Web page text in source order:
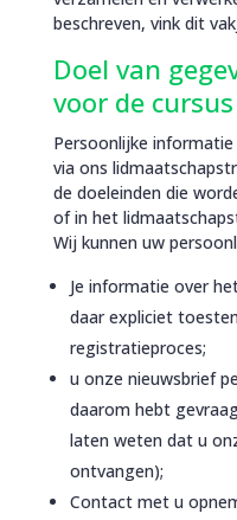
beschreven, vink dit
Doel van
voor de cursus
Persoonlijke
via ons
de doeleinden die
of in het
Wij kunnen uw
Je informatie over
daar expliciet
registratieproces;
u onze nieuwsbrief
daarom hebt
laten weten dat u
ontvangen);
Contact met u